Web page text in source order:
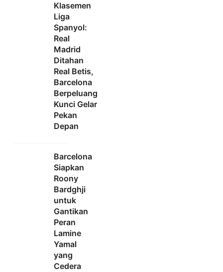
Klasemen
Liga
Spanyol:
Real
Madrid
Ditahan
Real Betis,
Barcelona
Berpeluang
Kunci Gelar
Pekan
Depan
Barcelona
Siapkan
Roony
Bardghji
untuk
Gantikan
Peran
Lamine
Yamal
yang
Cedera